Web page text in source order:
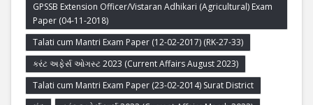
GPSSB Extension Officer/Vistaran Adhikari (Agricultural) Exam
Paper (04-11-2018)
Talati cum Mantri Exam Paper (12-02-2017) (RK-27-33)
કરંટ અફેર્સ ઓગસ્ટ 2023 (Current Affairs August 2023)
Talati cum Mantri Exam Paper (23-02-2014) Surat District